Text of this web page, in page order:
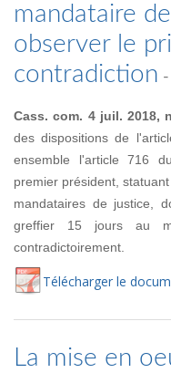
mandataire
observer le
contradiction
Cass. com. 4 juil. 2018,
des dispositions de
ensemble l'article 716
premier président,
mandataires de justice,
greffier 15 jours au
contradictoirement.
Télécharger le
La mise en